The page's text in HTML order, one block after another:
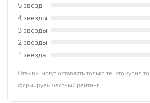
5 звёзд
4 звезды
3 звезды
2 звезды
1 звезда
Отзывы могут оставлять только те, кто купил
формируем честный рейтинг.